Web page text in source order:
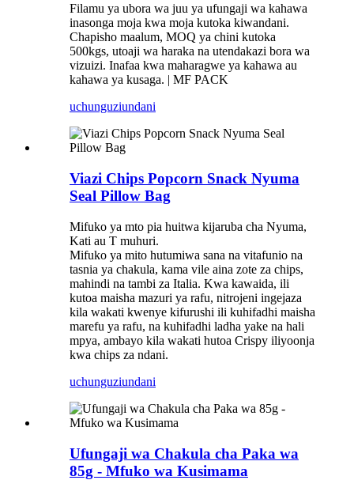
Filamu ya ubora wa juu ya ufungaji wa kahawa
inasonga moja kwa moja kutoka kiwandani.
Chapisho maalum, MOQ ya chini kutoka
500kgs, utoaji wa haraka na utendakazi bora wa
vizuizi. Inafaa kwa maharagwe ya kahawa au
kahawa ya kusaga. | MF PACK
uchunguziundani
Viazi Chips Popcorn Snack Nyuma
Seal Pillow Bag
Mifuko ya mto pia huitwa kijaruba cha Nyuma,
Kati au T muhuri.
Mifuko ya mito hutumiwa sana na vitafunio na
tasnia ya chakula, kama vile aina zote za chips,
mahindi na tambi za Italia. Kwa kawaida, ili
kutoa maisha mazuri ya rafu, nitrojeni ingejaza
kila wakati kwenye kifurushi ili kuhifadhi maisha
marefu ya rafu, na kuhifadhi ladha yake na hali
mpya, ambayo kila wakati hutoa Crispy iliyoonja
kwa chips za ndani.
uchunguziundani
Ufungaji wa Chakula cha Paka wa
85g - Mfuko wa Kusimama